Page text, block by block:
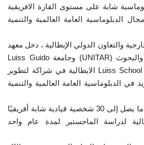
إرث جمال عبدالناصر
أخبار
منحة ناصر للقيادة الدولية
شروط وأحكام منحة ناصر للقيادة الدولية
مرجعياتنا
شابة على مستوى القارة الافريقية
الدبلوماسية العامة العالمية والتنمية
والتعاون الدولي الإيطالية ، دخل معهد
الأمم المتحدة للتدريب والبحوث (UNITAR) وجامعة Luiss Guido
Carli و Luiss School of Governance الايطالية في شراكة لتطوير
في الدبلوماسية العامة العالمية والتنمية
ويعد هذا التطوير لقبول ما يصل إلى 30 شخصية قيادية شابة أفريقيًا
لدراسة الماجستير لمدة عام واحد